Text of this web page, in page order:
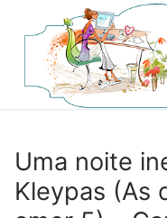
para
conteúdo
Uma noite
Kleypas (As